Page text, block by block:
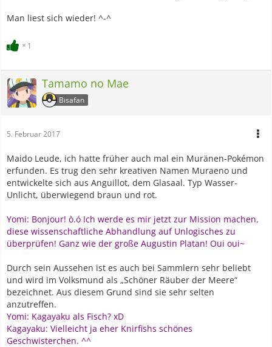
Man liest sich wieder! ^-^
1
Tamamo no Mae
Bisafan
5. Februar 2017
Maido Leude, ich hatte früher auch mal ein Muränen-Pokémon
erfunden. Es trug den sehr kreativen Namen Muraeno und
entwickelte sich aus Anguillot, dem Glasaal. Typ Wasser-
Unlicht, überwiegend braun und rot.
Yomi: Bonjour! ò.ó Ich werde es mir jetzt zur Mission machen,
diese wissenschaftliche Abhandlung auf Unlogisches zu
überprüfen! Ganz wie der große Augustin Platan! Oui oui~
Durch sein Aussehen ist es auch bei Sammlern sehr beliebt
und wird im Volksmund als „Schöner Räuber der Meere“
bezeichnet. Aus diesem Grund sind sie sehr selten
anzutreffen.
Yomi: Kagayaku als Fisch? xD
Kagayaku: Vielleicht ja eher Knirfishs schönes
Geschwisterchen. ^^